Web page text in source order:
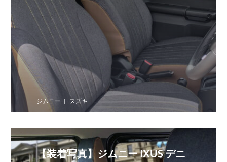
ジムニー スズキ
【装着写真】ジムニー IXUS デニ